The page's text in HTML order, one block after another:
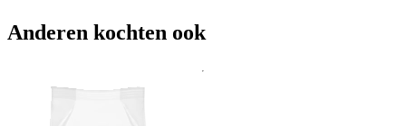
Anderen kochten ook